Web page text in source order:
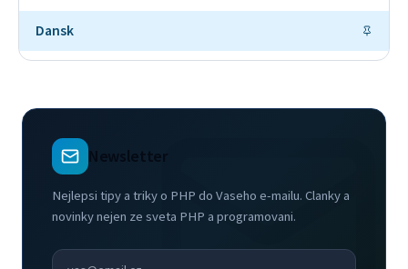
Dansk
Newsletter
Nejlepsi tipy a triky o PHP do Vaseho e-mailu. Clanky a
novinky nejen ze sveta PHP a programovani.